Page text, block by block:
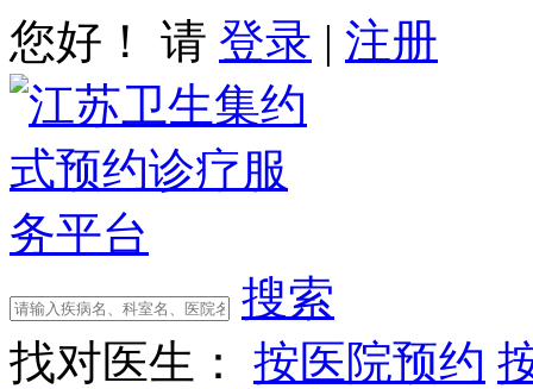
您好！ 请 登录 | 注册
搜索
找对医生：
按医院预约